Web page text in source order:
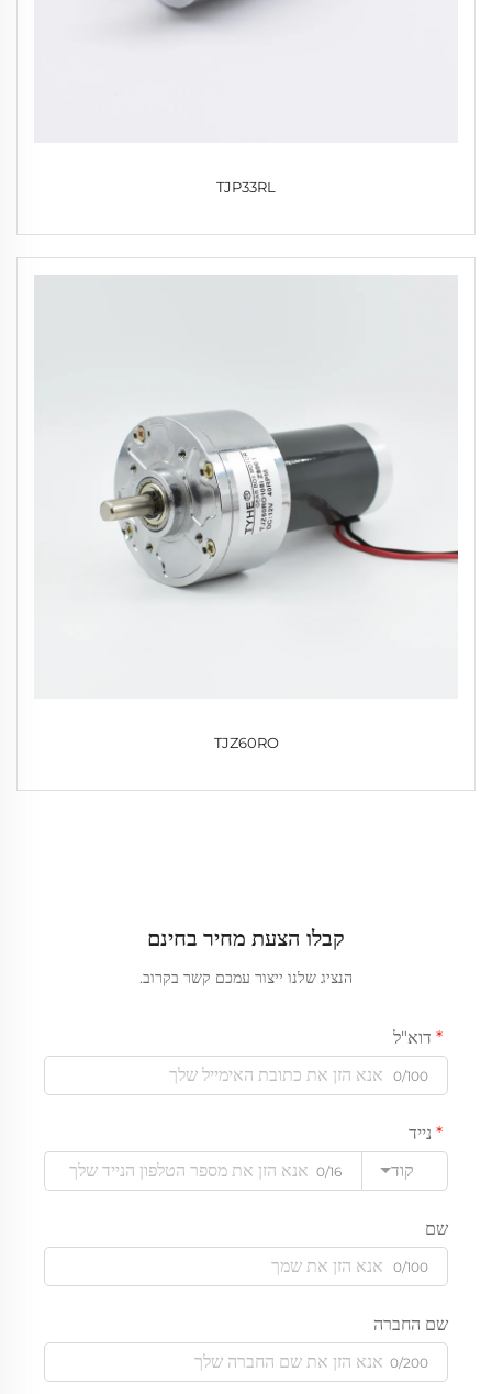
TJP33RL
TJZ60RO
קבלו הצעת מחיר בחינם
הנציג שלנו ייצור עמכם קשר בקרוב.
דוא"ל
0/100
נייד
קוד
0/16
שם
0/100
שם החברה
0/200